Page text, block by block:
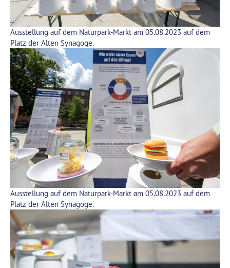
Ausstellung auf dem Naturpark-Markt am 05.08.2023 auf dem
Platz der Alten Synagoge.
Ausstellung auf dem Naturpark-Markt am 05.08.2023 auf dem
Platz der Alten Synagoge.